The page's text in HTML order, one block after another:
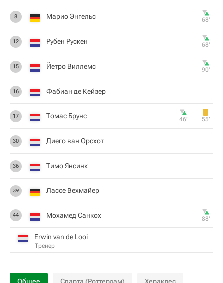
8 Марио Энгельс 68‎’‎
12 Рубен Рускен 68‎’‎
15 Йетро Виллемс 90‎’‎
16 Фабиан де Кейзер
17 Томас Брунс 46‎’‎ 55‎’‎
30 Диего ван Орсхот
36 Тимо Янсинк
39 Лассе Вехмайер
44 Мохамед Санкох 88‎’‎
Erwin van de Looi
Тренер
Общее Спарта (Роттердам) Хераклес